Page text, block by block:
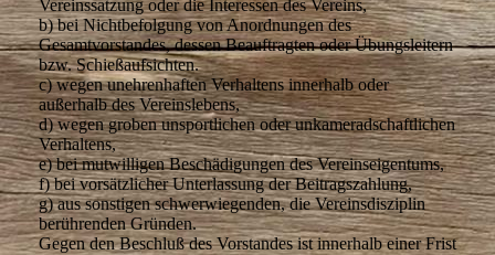
Vereinssatzung oder die Interessen des Vereins,
b) bei Nichtbefolgung von Anordnungen des
Gesamtvorstandes, dessen Beauftragten oder Übungsleitern
bzw. Schießaufsichten.
c) wegen unehrenhaften Verhaltens innerhalb oder
außerhalb des Vereinslebens,
d) wegen groben unsportlichen oder unkameradschaftlichen
Verhaltens,
e) bei mutwilligen Beschädigungen des Vereinseigentums,
f) bei vorsätzlicher Unterlassung der Beitragszahlung,
g) aus sonstigen schwerwiegenden, die Vereinsdisziplin
berührenden Gründen.
Gegen den Beschluß des Vorstandes ist innerhalb einer Frist